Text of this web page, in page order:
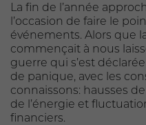
La fin de l’année
l’occasion de faire le
événements. Alors que
commençait à nous
guerre qui s’est
de panique, avec les
connaissons: hausses
de l’énergie et
financiers.